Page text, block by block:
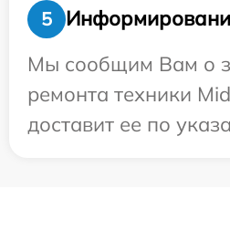
5
Мы сообщим Вам о
ремонта техники
доставит ее по